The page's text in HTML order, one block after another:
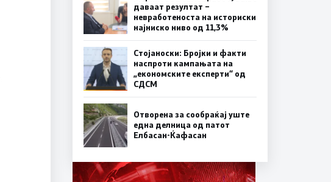
даваат резултат –
невработеноста на историски
најниско ниво од 11,3%
Стојаноски: Бројки и факти
наспроти кампањата на
„економските експерти“ од
СДСM
Отворена за сообраќај уште
една делница од патот
Елбасан-Ќафасан